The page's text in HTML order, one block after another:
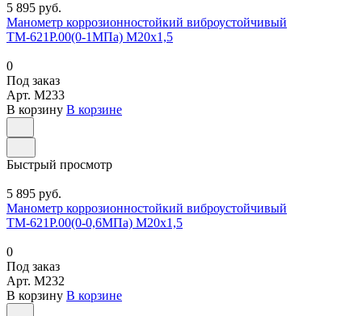
5 895 руб.
Манометр коррозионностойкий виброустойчивый
ТМ-621Р.00(0-1МПа) М20х1,5
0
Под заказ
Арт. M233
В корзину В корзине
Быстрый просмотр
5 895 руб.
Манометр коррозионностойкий виброустойчивый
ТМ-621Р.00(0-0,6МПа) М20х1,5
0
Под заказ
Арт. M232
В корзину В корзине